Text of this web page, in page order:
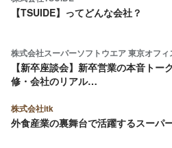
【TSUIDE】ってどんな会社？
株式会社スーパーソフトウエア 東京オフィ
【新卒座談会】新卒営業の本音トー
修・会社のリアル…
株式会社itk
外食産業の裏舞台で活躍するスーパ